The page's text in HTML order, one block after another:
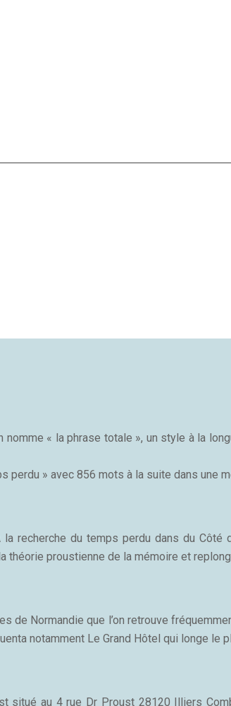
« la phrase totale », un style à la
perdu » avec 856 mots à la suite dans une
recherche du temps perdu dans du Côté
proustienne de la mémoire et
de Normandie que l’on retrouve
notamment Le Grand Hôtel qui longe le
situé au 4 rue Dr Proust 28120 Illiers